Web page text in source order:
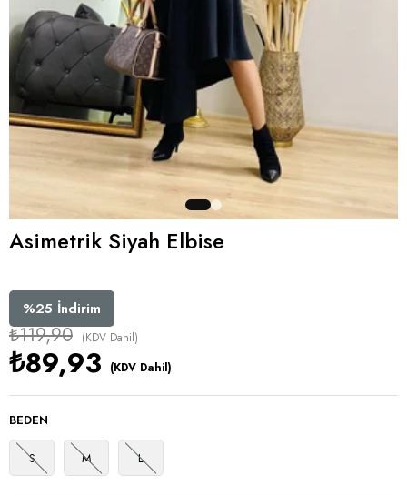
Asimetrik Siyah Elbise
%25 İndirim
₺119,90 (KDV Dahil)
₺89,93 (KDV Dahil)
BEDEN
S M L